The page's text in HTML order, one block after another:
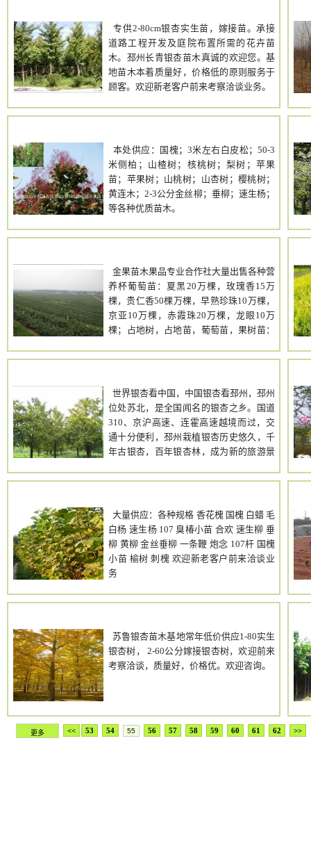
草，四季青等各种草坪，草坪种销售,我场
苗木自产自销,品种多,规格全。无中间商,
来时电话联系,以上苗木质量，检疫费,上车
费有本公司负责,规格齐全,欢迎各界朋友实
地考察选购。 我们的经营宗旨：顾客至上
诚信为本 我们的经营理念：自产自销 薄利
的执着追求！ 以合理价格竞争、以质量取
胜是我彻底奉行的原则！欢迎各新老客户
光临惠顾! 供应的品种有:月季、黄杨、
红叶小波、金(红）叶女贞 红叶石楠 ，小
丑火棘， 亮绿忍冬 ，花叶络石， 栾 树 ，
兰 ，观赏竹 ，龙 柏 ，各类黄扬 ，银杏 ，
枫 ，广玉兰， 大叶女贞 ，地被植物 ，竹
柏 ，五针松 ，茶花，茶梅 ，桂花 ，鸡 爪
槭 ，垂丝海棠 ，海 桐， 紫 薇 ，金叶女贞
。雪松 ，罗汉松 ，法国冬青 。 联系人：
周玉林 手机：18936844025电话：0527-
Http//:shop64682871.taobao.com 地 址：
选择。我场主要品种有:红叶石楠.红瑞木.
红王子锦带.大小叶黄杨.月季,红叶小波,金
(红)叶女贞,侧柏.银杏.龙柏.雪松.榉树.朴
树、红枫,柿树,木槿,意杨高杆女贞,玉兰，
法桐,国槐,银杏,栾树,樱花,剑麻,珍珠梅,垂
柏,花柏,地柏,红.绿梅,红枫，草坪,棕榈,青
草，四季青等各种草坪，草坪种销售,我场
苗木自产自销,品种多,规格全。无中间商,
来时电话联系,以上苗木质量，检疫费,上车
费有本公司负责,规格齐全,欢迎各界朋友实
地考察选购。 我们的经营宗旨：顾客至上
诚信为本 我们的经营理念：自产自销 薄利
的执着追求！ 以合理价格竞争、以质量取
胜是我彻底奉行的原则！欢迎各新老客户
光临惠顾! 供应的品种有:月季、黄杨、
红叶小波、金(红）叶女贞 红叶石楠 ，小
丑火棘， 亮绿忍冬 ，花叶络石， 栾 树 ，
兰 ，观赏竹 ，龙 柏 ，各类黄扬 ，银杏 ，
枫 ，广玉兰， 大叶女贞 ，地被植物 ，竹
柏 ，五针松 ，茶花，茶梅 ，桂花 ，鸡 爪
槭 ，垂丝海棠 ，海 桐， 紫 薇 ，金叶女贞
。雪松 ，罗汉松 ，法国冬青 。 联系人：
周玉林 手机：18936844025电话：0527-
Http//:shop64682871.taobao.com 地 址：
专供2-80cm银杏实生苗，嫁接苗。承接
道路工程开发及庭院布置所需的花卉苗
木。邳州长青银杏苗木真诚的欢迎您。基
地苗木本着质量好，价格低的原则服务于
顾客。欢迎新老客户前来考察洽谈业务。
本处供应：国槐；3米左右白皮松；50-3
米侧柏；山楂树；核桃树；梨树；苹果
苗；苹果树；山桃树；山杏树；樱桃树；
黄连木；2-3公分金丝柳；垂柳；速生杨；
等各种优质苗木。
金果苗木果品专业合作社大量出售各种营
养杯葡萄苗：夏黑20万棵，玫瑰香15万
棵，贵仁香50棵万棵，早熟珍珠10万棵，
京亚10万棵，赤霞珠20万棵，龙眼10万
棵；占地树，占地苗，葡萄苗，果树苗：
5公分，苹果树1.5-3公分，葡萄树1-5公
世界银杏看中国，中国银杏看邳州，邳州
位处苏北，是全国闻名的银杏之乡。国道
310、京沪高速、连霍高速越境而过，交
通十分便利，邳州栽植银杏历史悠久，千
年古银杏，百年银杏林，成为新的旅游景
面积达万余亩，银杏的生产、输出成为本
林、小区城市绿化的优良树种。 基地常年
大量供应米径1-120厘米银杏古树，低价供
应银杏小树苗。另供国槐、臭椿、大雪
松、垂柳、石榴、法桐、水杉、樱桃等绿
化苗木。备有银杏古桩、银杏盆景、银杏
您选择。
大量供应：各种规格 香花槐 国槐 白蜡 毛
白杨 速生杨 107 臭椿小苗 合欢 速生柳 垂
柳 黄柳 金丝垂柳 一条鞭 炮念 107杆 国槐
小苗 榆树 刺槐 欢迎新老客户前来洽谈业
务
苏鲁银杏苗木基地常年低价供应1-80实生
银杏树， 2-60公分嫁接银杏树，欢迎前来
考察洽谈，质量好，价格优。欢迎咨询。
更多 << 53 54 55 56 57 58 59 60 61 62 >>